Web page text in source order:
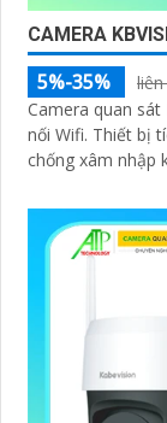
CAMERA
5%-35%
Camera quan
nối Wifi. Thiết bị tích hợp chức năng bảo vệ thông minh
chống xâm nhập